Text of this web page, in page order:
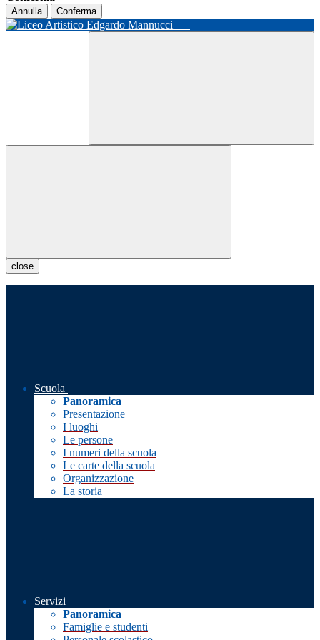
Annulla Conferma
close
Scuola
Panoramica
Presentazione
I luoghi
Le persone
I numeri della scuola
Le carte della scuola
Organizzazione
La storia
Servizi
Panoramica
Famiglie e studenti